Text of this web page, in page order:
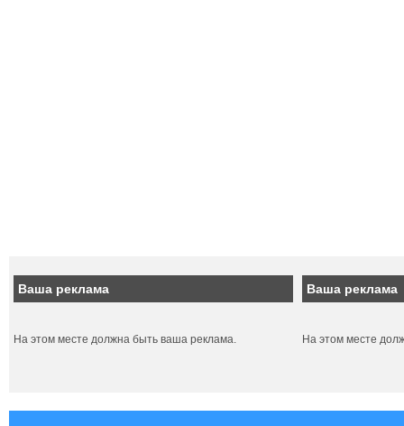
Ваша реклама
На этом месте должна быть ваша реклама.
Ваша реклама
На этом месте